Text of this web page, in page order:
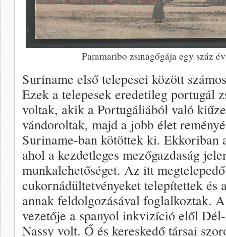
Paramaribo zsinagőgája egy száz
Suriname első telepesei között
Ezek a telepesek eredetileg portugál
voltak, akik a Portugáliából való
vándoroltak, majd a jobb élet
Suriname-ban kötöttek ki. Ekkoriban
ahol a kezdetleges mezőgazdaság
munkalehetőséget. Az itt
cukornádültetvényeket telepítettek és
annak feldolgozásával foglalkoztak.
vezetője a spanyol inkvizíció elől
Nassy volt. Ő és kereskedő társai